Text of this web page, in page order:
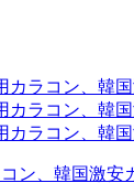
ラコン、韓
ラコン、韓
ラコン、韓
ン、韓国激